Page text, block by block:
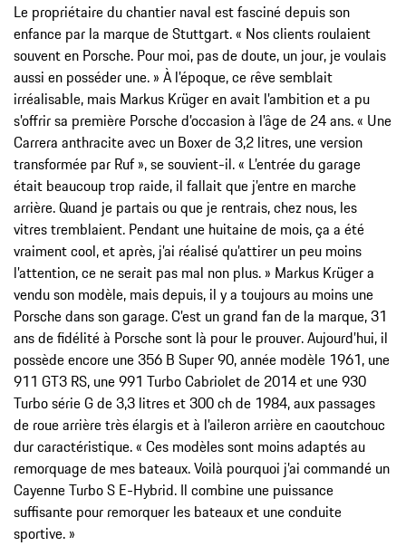
Le propriétaire du chantier naval est fasciné depuis son
enfance par la marque de Stuttgart. « Nos clients roulaient
souvent en Porsche. Pour moi, pas de doute, un jour, je voulais
aussi en posséder une. » À l’époque, ce rêve semblait
irréalisable, mais Markus Krüger en avait l’ambition et a pu
s’offrir sa première Porsche d’occasion à l’âge de 24 ans. « Une
Carrera anthracite avec un Boxer de 3,2 litres, une version
transformée par Ruf », se souvient-il. « L’entrée du garage
était beaucoup trop raide, il fallait que j’entre en marche
arrière. Quand je partais ou que je rentrais, chez nous, les
vitres tremblaient. Pendant une huitaine de mois, ça a été
vraiment cool, et après, j’ai réalisé qu’attirer un peu moins
l’attention, ce ne serait pas mal non plus. » Markus Krüger a
vendu son modèle, mais depuis, il y a toujours au moins une
Porsche dans son garage. C’est un grand fan de la marque, 31
ans de fidélité à Porsche sont là pour le prouver. Aujourd’hui, il
possède encore une 356 B Super 90, année modèle 1961, une
911 GT3 RS, une 991 Turbo Cabriolet de 2014 et une 930
Turbo série G de 3,3 litres et 300 ch de 1984, aux passages
de roue arrière très élargis et à l’aileron arrière en caoutchouc
dur caractéristique. « Ces modèles sont moins adaptés au
remorquage de mes bateaux. Voilà pourquoi j’ai commandé un
Cayenne Turbo S E-Hybrid. Il combine une puissance
suffisante pour remorquer les bateaux et une conduite
sportive. »